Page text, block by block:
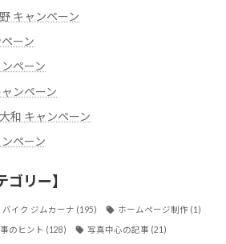
キャンペーン
ーン
ペーン
ンペーン
和 キャンペーン
ペーン
リー】
バイク ジムカーナ (195) ホームページ制作 (1)
のヒント (128) 写真中心の記事 (21)